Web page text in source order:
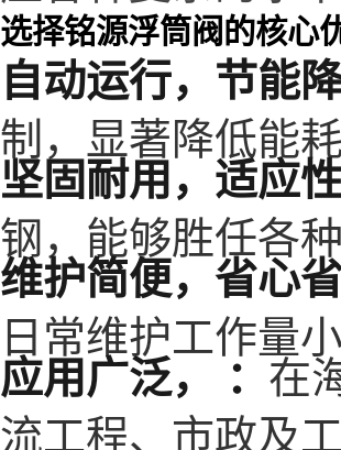
选择铭源浮筒阀的核心
自动运行，节能降
制，显著降低能
坚固耐用，适应
钢，能够胜任各
维护简便，省心
日常维护工作量
应用广泛， ：在
流工程、市政及